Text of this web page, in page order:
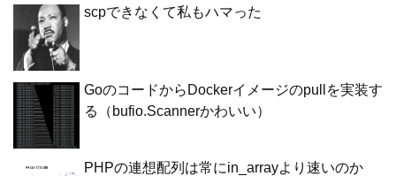
scpできなくて私もハマった
GoのコードからDockerイメージのpullを実装す
る（bufio.Scannerかわいい）
PHPの連想配列は常にin_arrayより速いのか